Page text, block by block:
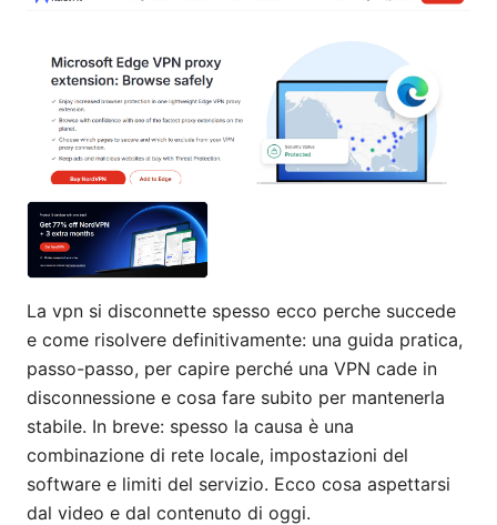
La vpn si disconnette spesso ecco perche succede
e come risolvere definitivamente: una guida pratica,
passo-passo, per capire perché una VPN cade in
disconnessione e cosa fare subito per mantenerla
stabile. In breve: spesso la causa è una
combinazione di rete locale, impostazioni del
software e limiti del servizio. Ecco cosa aspettarsi
dal video e dal contenuto di oggi.